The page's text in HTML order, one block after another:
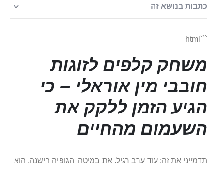
כתבות בנושא זה
```html
משחק קלפים לזוגות
חובבי מין אוראלי – כי
הגיע הזמן ללקק את
השעמום מהחיים
תדמייני את זה: עוד ערב רגיל. את במיטה, הגופיה הישנה, הוא